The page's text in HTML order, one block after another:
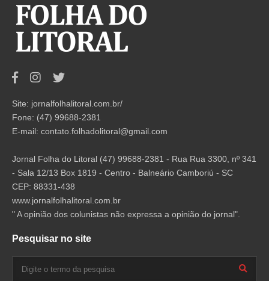
Site: jornalfolhalitoral.com.br/
Fone: (47) 99688-2381
E-mail: contato.folhadolitoral@gmail.com
Jornal Folha do Litoral (47) 99688-2381 - Rua Rua 3300, nº 341
- Sala 12/13 Box 1819 - Centro - Balneário Camboriú - SC
CEP: 88331-438
www.jornalfolhalitoral.com.br
" A opinião dos colunistas não expressa a opinião do jornal".
Pesquisar no site